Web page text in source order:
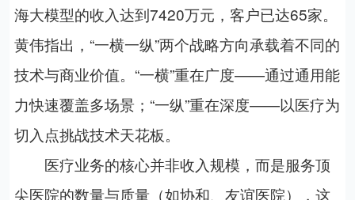
海大模型的收入达到7420万元，客户已达65家。
黄伟指出，“一横一纵”两个战略方向承载着不同的
技术与商业价值。“一横”重在广度——通过通用能
力快速覆盖多场景；“一纵”重在深度——以医疗为
切入点挑战技术天花板。
医疗业务的核心并非收入规模，而是服务顶
尖医院的数量与质量（如协和、友谊医院），这